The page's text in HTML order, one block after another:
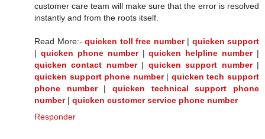
customer care team will make sure that the error is resolved
instantly and from the roots itself.
Read More:- quicken toll free number| quicken support
| quicken phone number|quicken helpline number|
quicken contact number| quicken support number|
quicken support phone number| quicken tech support
phone number|quicken technical support phone
number| quicken customer service phone number
Responder